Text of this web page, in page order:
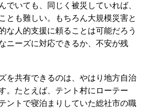
でいても、同じく被災していれば、
とも難しい。もちろん大規模災害と
な人的支援に頼ることは可能だろう
ニーズに対応できるか、不安が残
を共有できるのは、やはり地方自治
。たとえば、テント村にローテー
ントで寝泊まりしていた総社市の職